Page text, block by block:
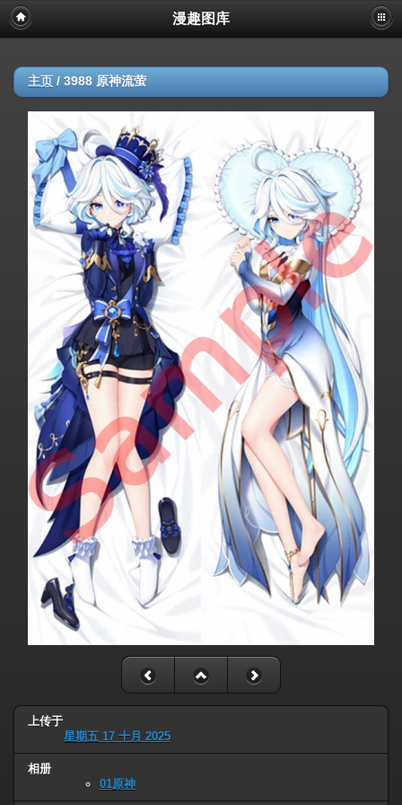
漫趣图库
主页 / 3988 原神流萤
上传于
星期五 17 十月 2025
相册
01原神